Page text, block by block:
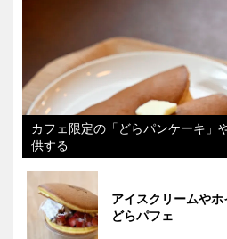
カフェ限定の「どらパンケーキ」
供する
アイスクリームや
どらパフェ